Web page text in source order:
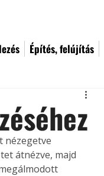
Építés, felújítás
nézegetve
átnézve, majd